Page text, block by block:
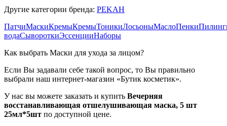
Другие категории бренда: PEKAH
ПатчиМаскиКремыКремыТоникиЛосьоныМаслоПенки
водаСывороткиЭссенцииНаборы
Как выбрать Маски для ухода за лицом?
Если Вы задавали себе такой вопрос, то Вы правильно
выбрали наш интернет-магазин «Бутик косметик».
У нас вы можете заказать и купить Вечерняя
восстанавливающая отшелушивающая маска, 5 шт
25мл*5шт по доступной цене.